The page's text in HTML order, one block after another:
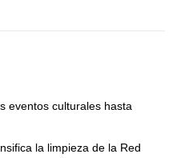
eventos culturales hasta
la limpieza de la Red